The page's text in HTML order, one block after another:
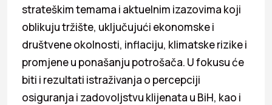
strateškim temama i aktuelnim izazovima koji
oblikuju tržište, uključujući ekonomske i
društvene okolnosti, inflaciju, klimatske rizike i
promjene u ponašanju potrošača. U fokusu će
biti i rezultati istraživanja o percepciji
osiguranja i zadovoljstvu klijenata u BiH, kao i